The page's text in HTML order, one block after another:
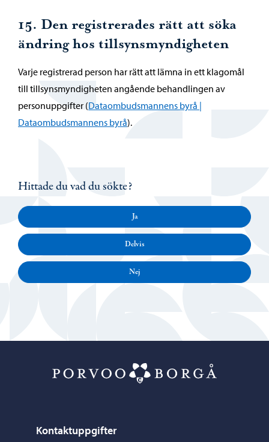
15. Den registrerades rätt att söka
ändring hos tillsynsmyndigheten
Varje registrerad person har rätt att lämna in ett klagomål
till tillsynsmyndigheten angående behandlingen av
personuppgifter (Dataombudsmannens byrå |
Dataombudsmannens byrå).
Hittade du vad du sökte?
Ja
Delvis
Nej
Kontaktuppgifter